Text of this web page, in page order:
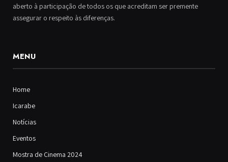
aberto à participação de todos os que acreditam ser premente
assegurar o respeito às diferenças.
MENU
Home
Icarabe
Notícias
Eventos
Mostra de Cinema 2024